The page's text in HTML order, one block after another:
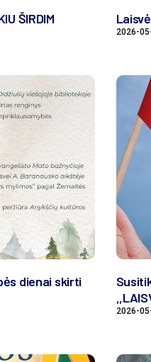
ŠIRDIM
2026-
dienai skirti
2026-